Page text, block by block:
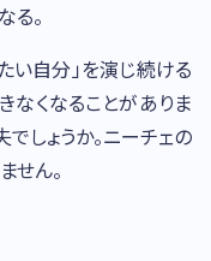
る。
い自分」を演じ続ける
なくなることがありま
しょうか。ニーチェの
せん。